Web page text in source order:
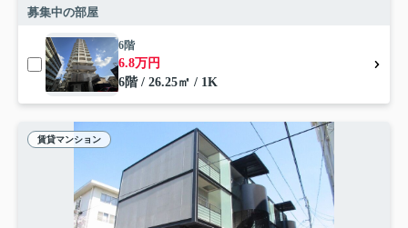
募集中の部屋
6階
6.8万円
6階 / 26.25㎡ / 1K
賃貸マンション